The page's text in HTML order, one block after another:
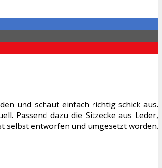
und schaut einfach richtig schick aus.
Passend dazu die Sitzecke aus Leder,
selbst entworfen und umgesetzt worden.